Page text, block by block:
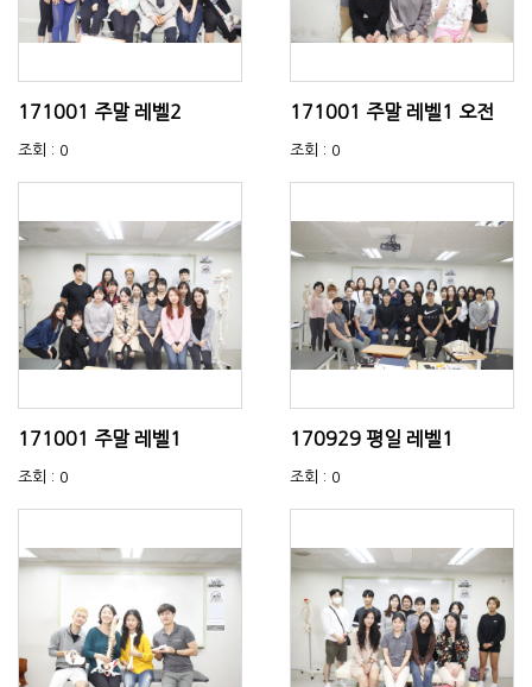
171001 주말 레벨2
조회 : 0
171001 주말 레벨1 오전
조회 : 0
171001 주말 레벨1
조회 : 0
170929 평일 레벨1
조회 : 0